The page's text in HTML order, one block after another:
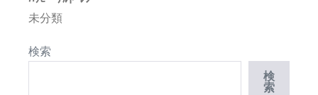
未分類
検索
検
索